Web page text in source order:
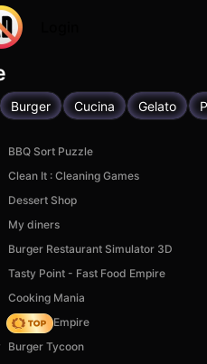
Burger Cucina Gelato
BBQ Sort Puzzle
Clean It : Cleaning Games
Dessert Shop
My diners
Burger Restaurant Simulator 3D
Tasty Point - Fast Food Empire
Cooking Mania
Cooking Empire
Burger Tycoon